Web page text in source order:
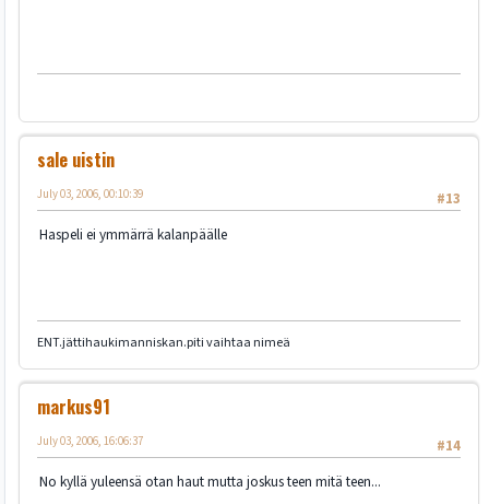
sale uistin
#13
July 03, 2006, 00:10:39
Haspeli ei ymmärrä kalanpäälle
ENT.jättihaukimanniskan.piti vaihtaa nimeä
markus91
#14
July 03, 2006, 16:06:37
No kyllä yuleensä otan haut mutta joskus teen mitä teen...